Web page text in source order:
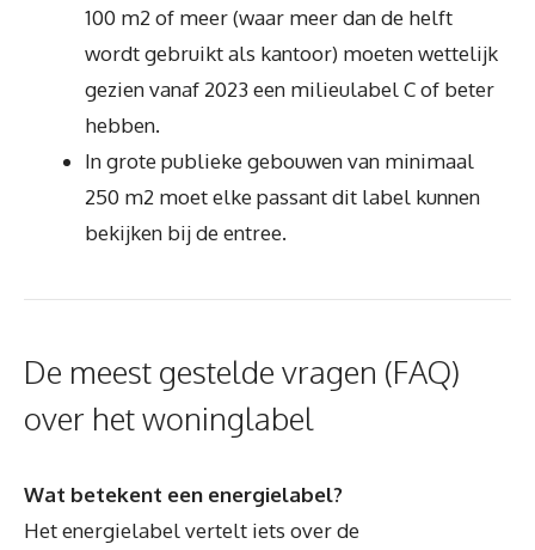
100 m2 of meer (waar meer dan de helft
wordt gebruikt als kantoor) moeten wettelijk
gezien vanaf 2023 een milieulabel C of beter
hebben.
In grote publieke gebouwen van minimaal
250 m2 moet elke passant dit label kunnen
bekijken bij de entree.
De meest gestelde vragen (FAQ)
over het woninglabel
Wat betekent een energielabel?
Het energielabel vertelt iets over de